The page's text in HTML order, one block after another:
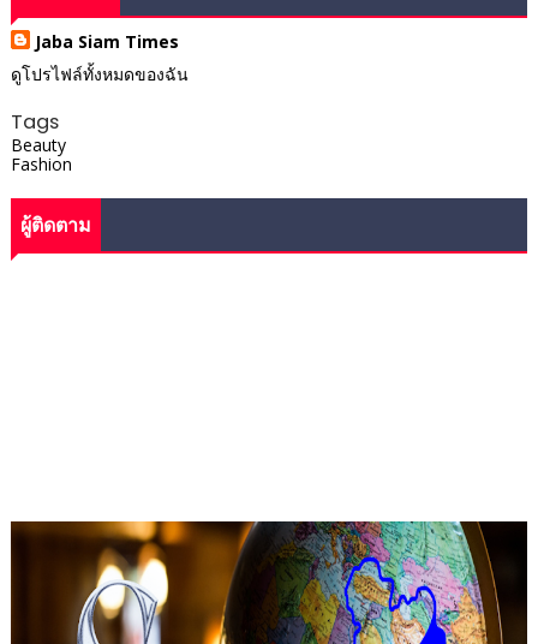
Jaba Siam Times
ดูโปรไฟล์ทั้งหมดของฉัน
Tags
Beauty
Fashion
ผู้ติดตาม